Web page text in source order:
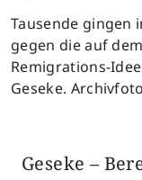
Tausende gingen
gegen die auf
Remigrations-
Geseke.
Geseke –